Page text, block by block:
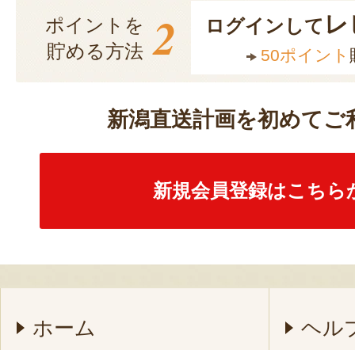
ポイントを
貯める方法 2 ログインして
50ポイント
新潟直送計画を初めてご
新規会員登録はこちら
ホーム ヘル